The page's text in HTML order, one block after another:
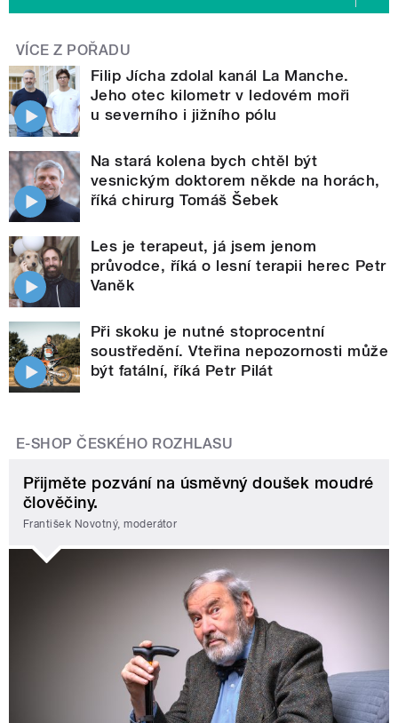
VÍCE Z POŘADU
Filip Jícha zdolal kanál La Manche.
Jeho otec kilometr v ledovém moři
u severního i jižního pólu
Na stará kolena bych chtěl být
vesnickým doktorem někde na horách,
říká chirurg Tomáš Šebek
Les je terapeut, já jsem jenom
průvodce, říká o lesní terapii herec Petr
Vaněk
Při skoku je nutné stoprocentní
soustředění. Vteřina nepozornosti může
být fatální, říká Petr Pilát
E-SHOP ČESKÉHO ROZHLASU
Přijměte pozvání na úsměvný doušek moudré
člověčiny.
František Novotný, moderátor